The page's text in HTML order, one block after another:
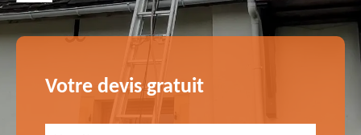
Votre devis gratuit